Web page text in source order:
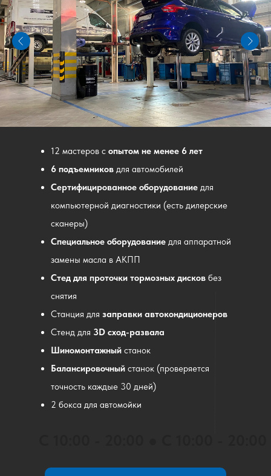
12 мастеров с опытом не менее 6 лет
6 подъемников для автомобилей
Сертифицированное оборудование для
компьютерной диагностики (есть дилерские
сканеры)
Специальное оборудование для аппаратной
замены масла в АКПП
Стед для проточки тормозных дисков без
снятия
Станция для заправки автокондиционеров
Стенд для 3D сход-развала
Шиномонтажный станок
Балансировочный станок (проверяется
точность каждые 30 дней)
2 бокса для автомойки